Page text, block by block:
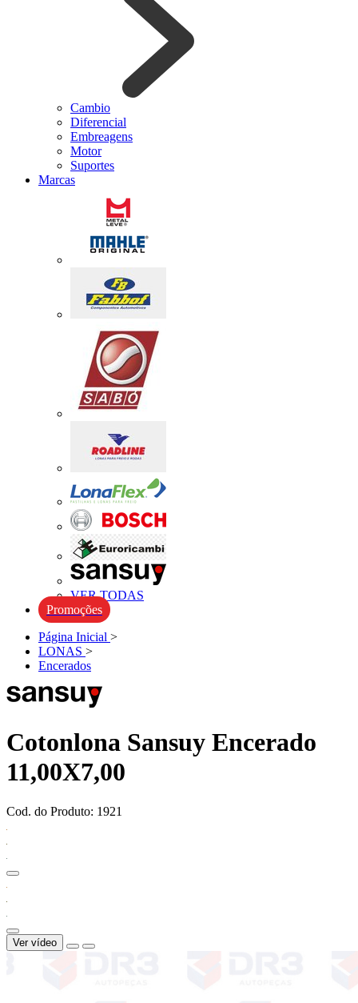
Cambio
Diferencial
Embreagens
Motor
Suportes
Marcas
VER TODAS
Promoções
Página Inicial >
LONAS >
Encerados
Cotonlona Sansuy Encerado
11,00X7,00
Cod. do Produto: 1921
Ver vídeo